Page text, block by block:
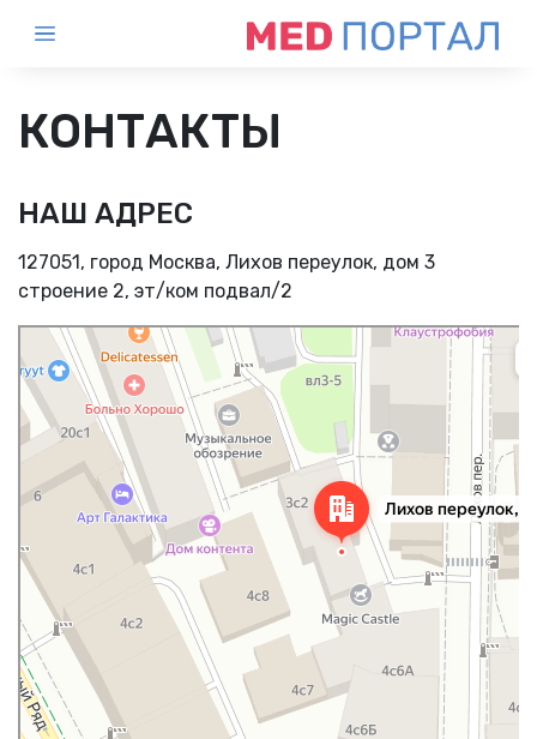
КОНТАКТЫ
НАШ АДРЕС
127051, город Москва, Лихов переулок, дом 3
строение 2, эт/ком подвал/2
Москва
Яндекс.Карты — поиск мест и адресов, городской транспорт